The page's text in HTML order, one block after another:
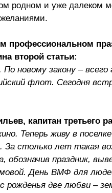
родном и уже далеком
профессиональном
второй статьи:
новому закону –
флот. Сегодня
капитан третьего
Теперь живу в
За столько лет такая
обозначив праздник,
День ВМФ для
рожденья две любви –